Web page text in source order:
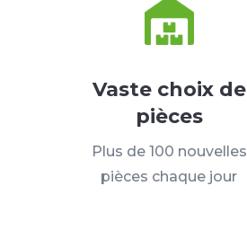
Vaste choix de
pièces
Plus de 100 nouvelles
pièces chaque jour